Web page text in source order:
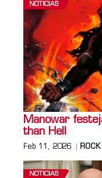
NOTICIAS
Manowar
than Hell
Feb 11, 2026
NOTICIAS